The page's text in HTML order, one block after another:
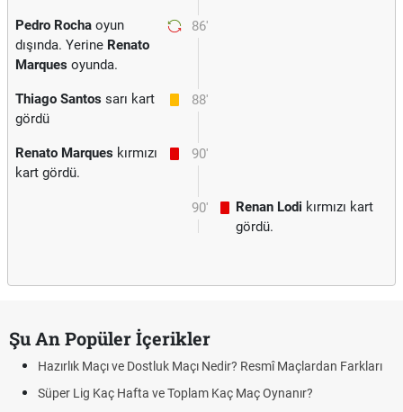
86'
Pedro Rocha oyun
dışında. Yerine Renato
Marques oyunda.
88'
Thiago Santos sarı kart
gördü
90'
Renato Marques kırmızı
kart gördü.
90' Renan Lodi kırmızı kart
gördü.
Şu An Popüler İçerikler
Hazırlık Maçı ve Dostluk Maçı Nedir? Resmî Maçlardan Farkları
Süper Lig Kaç Hafta ve Toplam Kaç Maç Oynanır?